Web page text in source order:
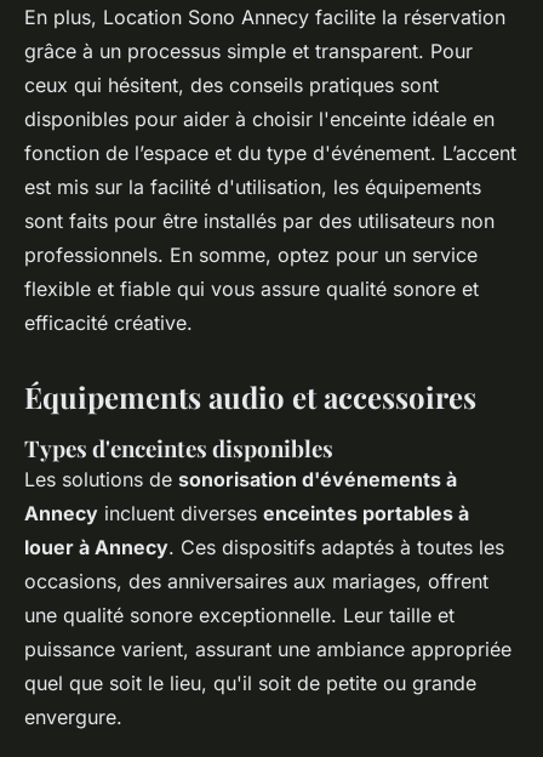
En plus, Location Sono Annecy facilite la réservation
grâce à un processus simple et transparent. Pour
ceux qui hésitent, des conseils pratiques sont
disponibles pour aider à choisir l'enceinte idéale en
fonction de l’espace et du type d'événement. L’accent
est mis sur la facilité d'utilisation, les équipements
sont faits pour être installés par des utilisateurs non
professionnels. En somme, optez pour un service
flexible et fiable qui vous assure qualité sonore et
efficacité créative.
Équipements audio et accessoires
Types d'enceintes disponibles
Les solutions de sonorisation d'événements à
Annecy incluent diverses enceintes portables à
louer à Annecy. Ces dispositifs adaptés à toutes les
occasions, des anniversaires aux mariages, offrent
une qualité sonore exceptionnelle. Leur taille et
puissance varient, assurant une ambiance appropriée
quel que soit le lieu, qu'il soit de petite ou grande
envergure.